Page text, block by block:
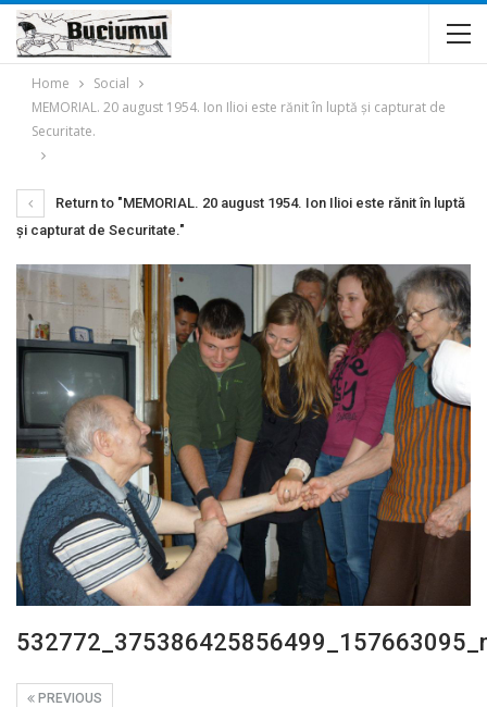
Home
Social
MEMORIAL. 20 august 1954. Ion Ilioi este rănit în luptă şi capturat de
Securitate.
Return to "MEMORIAL. 20 august 1954. Ion Ilioi este rănit în luptă
şi capturat de Securitate."
PREVIOUS